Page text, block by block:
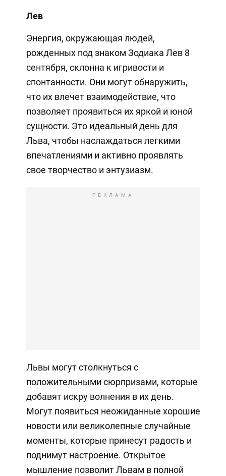
Лев
Энергия, окружающая людей,
рожденных под знаком Зодиака Лев 8
сентября, склонна к игривости и
спонтанности. Они могут обнаружить,
что их влечет взаимодействие, что
позволяет проявиться их яркой и юной
сущности. Это идеальный день для
Льва, чтобы наслаждаться легкими
впечатлениями и активно проявлять
свое творчество и энтузиазм.
РЕКЛАМА
Львы могут столкнуться с
положительными сюрпризами, которые
добавят искру волнения в их день.
Могут появиться неожиданные хорошие
новости или великолепные случайные
моменты, которые принесут радость и
поднимут настроение. Открытое
мышление позволит Львам в полной